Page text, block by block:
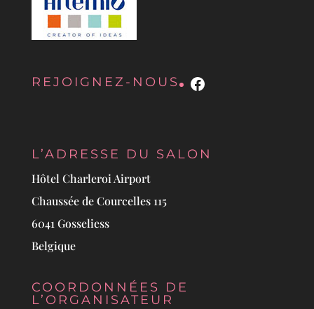
REJOIGNEZ-NOUS Facebook
L’ADRESSE DU SALON
Hôtel Charleroi Airport
Chaussée de Courcelles 115
6041 Gosseliess
Belgique
COORDONNÉES DE
L’ORGANISATEUR